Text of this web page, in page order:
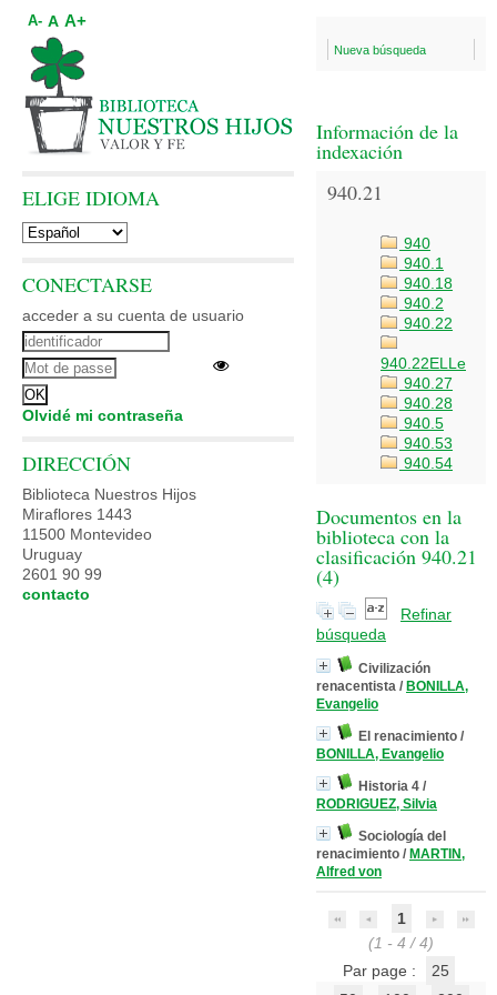
Nueva búsqueda
Información de la
indexación
940.21
940
940.1
940.18
940.2
940.22
940.22ELLe
940.27
940.28
940.5
940.53
940.54
Documentos en la
biblioteca con la
clasificación 940.21
(4)
Refinar
búsqueda
Civilización
renacentista / BONILLA,
Evangelio
El renacimiento /
BONILLA, Evangelio
Historia 4 /
RODRIGUEZ, Silvia
Sociología del
renacimiento / MARTIN,
Alfred von
1
(1 - 4 / 4)
Par page :
25
A- A A+
ELIGE IDIOMA
CONECTARSE
acceder a su cuenta de usuario
Olvidé mi contraseña
DIRECCIÓN
Biblioteca Nuestros Hijos
Miraflores 1443
11500 Montevideo
Uruguay
2601 90 99
contacto